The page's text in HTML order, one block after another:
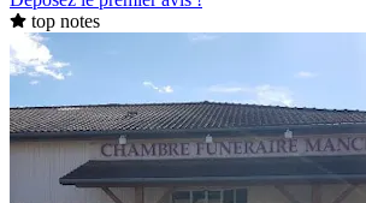
top notes